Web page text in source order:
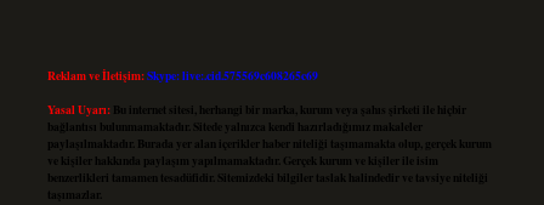
Reklam ve İletişim:Skype: live:.cid.575569c608265c69
Yasal Uyarı: Bu internet sitesi, herhangi bir marka, kurum veya şahıs şirketi ile hiçbir
bağlantısı bulunmamaktadır. Sitede yalnızca kendi hazırladığımız makaleler
paylaşılmaktadır. Burada yer alan içerikler haber niteliği taşımamakta olup, gerçek kurum
ve kişiler hakkında paylaşım yapılmamaktadır. Gerçek kurum ve kişiler ile isim
benzerlikleri tamamen tesadüfidir. Sitemizdeki bilgiler taslak halindedir ve tavsiye niteliği
taşımazlar.